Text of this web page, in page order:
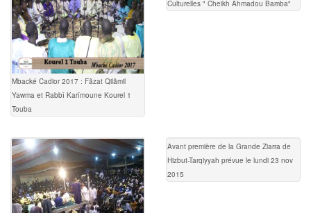
Mbacké Cadior 2017 : Fâzat Qilâmil
Yawma et Rabbî Karîmoune Kourel 1
Touba
Culturelles " Cheikh Ahmadou Bamba"
Avant première de la Grande Ziarra de
Hizbut-Tarqiyyah prévue le lundi 23 nov
2015